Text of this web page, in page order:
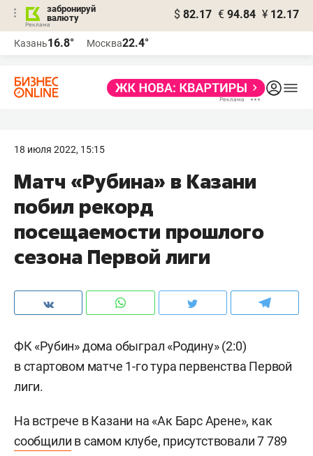
забронируй
валюту
$ 82.17 € 94.84 ¥ 12.17
Казань16.8° Москва22.4°
18 июля 2022, 15:15
Матч «Рубина» в Казани
побил рекорд
посещаемости прошлого
сезона Первой лиги
ФК «Рубин» дома обыграл «Родину» (2:0)
в стартовом матче 1-го тура первенства Первой
лиги.
На встрече в Казани на «Ак Барс Арене», как
сообщили в самом клубе, присутствовали 7 789